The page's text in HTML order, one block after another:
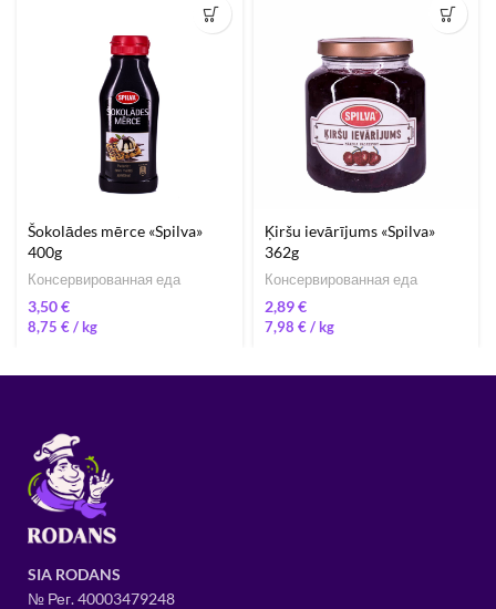
Šokolādes mērce «Spilva»
400g
Консервированная еда
€
8,75 €/
Ķiršu ievārījums «Spilva»
362g
Консервированная еда
€
7,98 € /
SIA RODANS
№ Рег.40003479248